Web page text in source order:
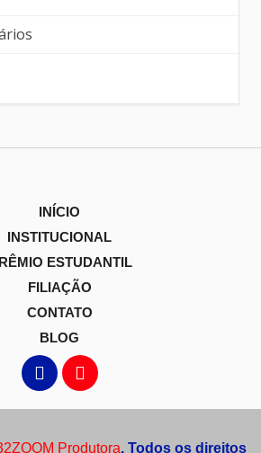
INÍCIO
INSTITUCIONAL
ESTUDANTIL
FILIAÇÃO
CONTATO
BLOG
Produtora. Todos os direitos